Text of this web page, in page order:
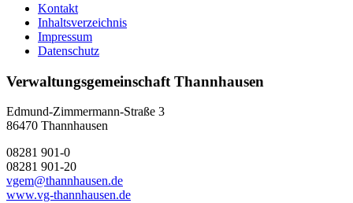
Kontakt
Inhaltsverzeichnis
Impressum
Datenschutz
Verwaltungsgemeinschaft Thannhausen
Edmund-Zimmermann-Straße 3
86470 Thannhausen
08281 901-0
08281 901-20
vgem@thannhausen.de
www.vg-thannhausen.de